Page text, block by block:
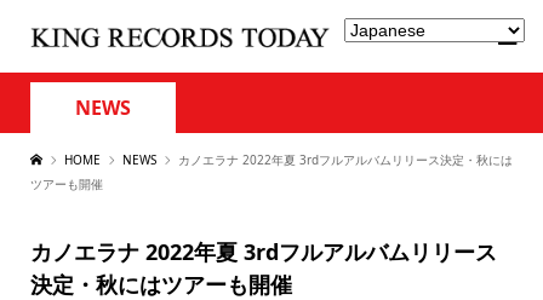
NEWS
HOME NEWS
カノエラナ 2022年夏 3rdフルアルバムリリース決定・秋には
ツアーも開催
カノエラナ 2022年夏 3rdフルアルバムリリース
決定・秋にはツアーも開催